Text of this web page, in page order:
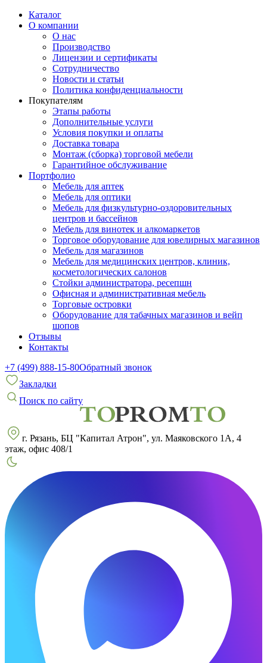
Каталог
О компании
О нас
Производство
Лицензии и сертификаты
Сотрудничество
Новости и статьи
Политика конфиденциальности
Покупателям
Этапы работы
Дополнительные услуги
Условия покупки и оплаты
Доставка товара
Монтаж (сборка) торговой мебели
Гарантийное обслуживание
Портфолио
Мебель для аптек
Мебель для оптики
Мебель для физкультурно-оздоровительных
центров и бассейнов
Мебель для винотек и алкомаркетов
Торговое оборудование для ювелирных магазинов
Мебель для магазинов
Мебель для медицинских центров, клиник,
косметологических салонов
Стойки администратора, ресепшн
Офисная и административная мебель
Торговые островки
Оборудование для табачных магазинов и вейп
шопов
Отзывы
Контакты
+7 (499) 888-15-80Обратный звонок
Закладки
Поиск по сайту
г. Рязань, БЦ "Капитал Атрон", ул. Маяковского 1А, 4
этаж, офис 408/1